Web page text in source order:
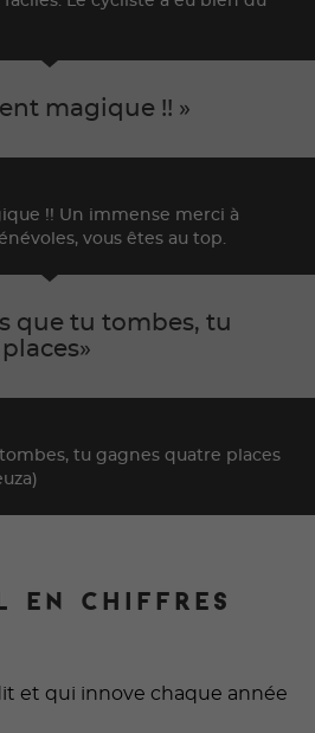
magique !!
!! Un immense merci à
vous êtes au top.
que tu tombes, tu
tu gagnes quatre places
EN CHIFFRES
et qui innove chaque année